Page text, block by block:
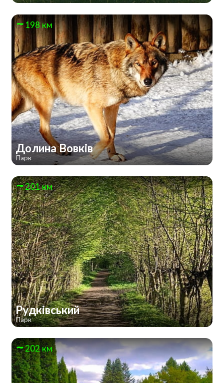
198 км
Долина Вовків
Парк
201 км
Рудківський
Парк
202 км